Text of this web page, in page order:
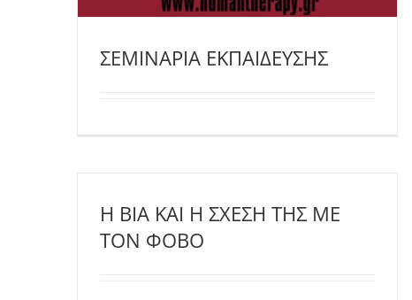
ΣΕΜΙΝΑΡΙΑ ΕΚΠΑΙΔΕΥΣΗΣ
Η ΒΙΑ ΚΑΙ Η ΣΧΕΣΗ ΤΗΣ ΜΕ
ΤΟΝ ΦΟΒΟ